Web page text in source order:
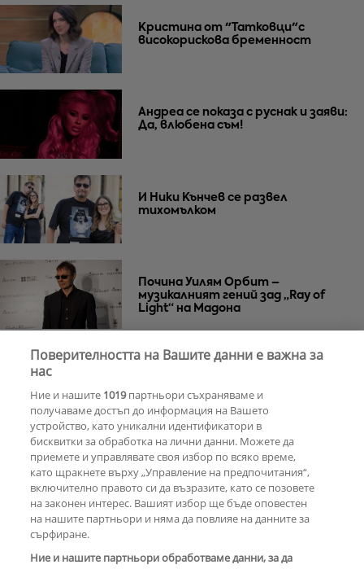
Кристина от "Татковци"с
високорискова бременност
Андреа се показа с руснак и заяви:
Да, влюбена съм!
И Ники Кънчев се развел
тихомълком
Почина Уилям Орбит –
музикалният гений зад „Ray of
Light“ на Мадона
еволюция
РЕКЛАМА
КОМЕНТАРИ
Поверителността на Вашите данни е важна за
нас
Ние и нашите 1019партньори съхраняваме и
получаваме достъп до информация на Вашето
устройство, като уникални идентификатори в
бисквитки за обработка на лични данни. Можете да
приемете и управлявате своя избор по всяко време,
като щракнете върху „Управление на предпочитания“,
включително правото си да възразите, като се позовете
на законен интерес. Вашият избор ще бъде оповестен
на нашите партньори и няма да повлияе на данните за
сърфиране.
Ние и нашите партньори обработваме данни, за да